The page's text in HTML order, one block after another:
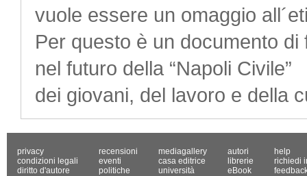
vuole essere un omaggio
Per questo è un documento di
nel futuro della “Napoli Civile”
dei giovani, del lavoro e della
privacy
condizioni legali
diritto d'autore
recensioni
eventi
politiche
mediagallery
casa editrice
università
autori
librerie
eBook
help
richiedi